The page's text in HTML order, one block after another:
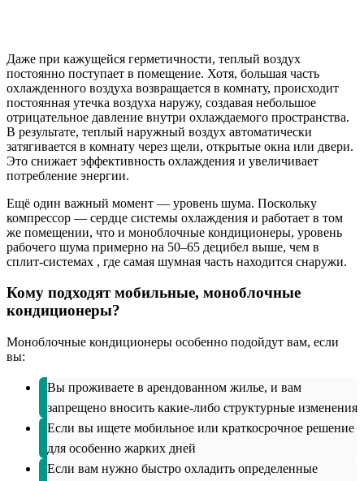
Даже при кажущейся герметичности, теплый воздух
постоянно поступает в помещение. Хотя, большая часть
охлажденного воздуха возвращается в комнату, происходит
постоянная утечка воздуха наружу, создавая небольшое
отрицательное давление внутри охлаждаемого пространства.
В результате, теплый наружный воздух автоматически
затягивается в комнату через щели, открытые окна или двери.
Это снижает эффективность охлаждения и увеличивает
потребление энергии.
Ещё один важный момент — уровень шума. Поскольку
компрессор — сердце системы охлаждения и работает в том
же помещении, что и моноблочные кондиционеры, уровень
рабочего шума примерно на 50–65 децибел выше, чем в
сплит-системах , где самая шумная часть находится снаружи.
Кому подходят мобильные, моноблочные
кондиционеры?
Моноблочные кондиционеры особенно подойдут вам, если
вы:
Вы проживаете в арендованном жилье, и вам
запрещено вносить какие-либо структурные изменения
Если вы ищете мобильное или краткосрочное решение
для особенно жарких дней
Если вам нужно быстро охладить определенные